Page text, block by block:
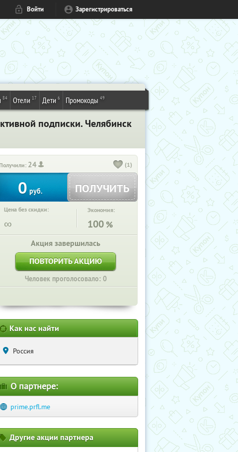
Войти Зарегистрироваться
84 Отели 17 Дети 6 Промокоды 49
подписки. Челябинск
24 (1)
0 руб. ПОЛУЧИТЬ
Цена без скидки:
∞
Экономия:
100 %
Акция завершилась
ПОВТОРИТЬ АКЦИЮ
Человек проголосовало: 0
Как нас найти
Россия
О партнере:
prime.prfl.me
Другие акции партнера